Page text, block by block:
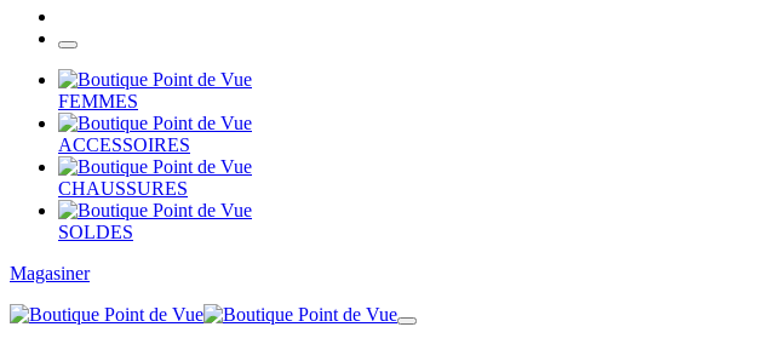
FEMMES
ACCESSOIRES
CHAUSSURES
SOLDES
Magasiner